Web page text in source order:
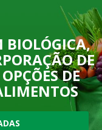
BIOLÓGICA,
DE
DE